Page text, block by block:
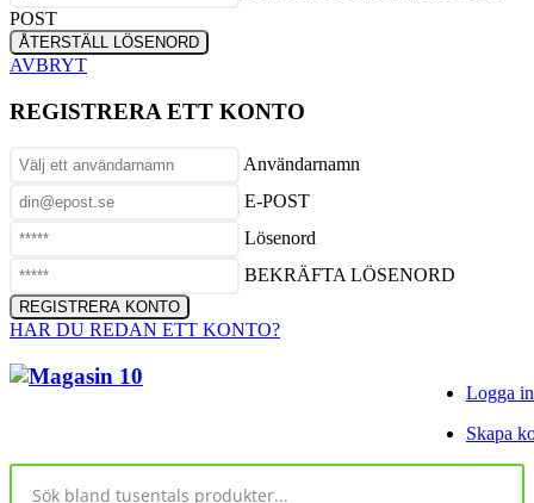
POST
AVBRYT
REGISTRERA ETT KONTO
Användarnamn
E-POST
Lösenord
BEKRÄFTA LÖSENORD
HAR DU REDAN ETT KONTO?
Logga in
Skapa